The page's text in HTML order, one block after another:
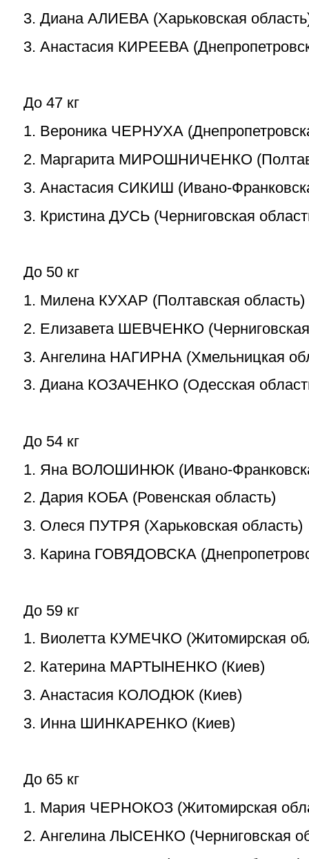
3. Диана АЛИЕВА (Харьковская
3. Анастасия КИРЕЕВА
До 47 кг
1. Вероника ЧЕРНУХА
2. Маргарита МИРОШНИЧЕНКО
3. Анастасия СИКИШ (Ивано-
3. Кристина ДУСЬ (Черниговская
До 50 кг
1. Милена КУХАР (Полтавская область)
2. Елизавета ШЕВЧЕНКО
3. Ангелина НАГИРНА (Хмельницкая
3. Диана КОЗАЧЕНКО (Одесская
До 54 кг
1. Яна ВОЛОШИНЮК (Ивано-
2. Дария КОБА (Ровенская область)
3. Олеся ПУТРЯ (Харьковская область)
3. Карина ГОВЯДОВСКА
До 59 кг
1. Виолетта КУМЕЧКО (Житомирская
2. Катерина МАРТЫНЕНКО (Киев)
3. Анастасия КОЛОДЮК (Киев)
3. Инна ШИНКАРЕНКО (Киев)
До 65 кг
1. Мария ЧЕРНОКОЗ (Житомирская
2. Ангелина ЛЫСЕНКО (Черниговская